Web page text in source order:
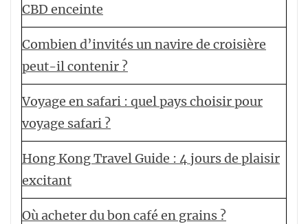
CBD enceinte
Combien d’invités un navire de croisière
peut-il contenir ?
Voyage en safari : quel pays choisir pour
voyage safari ?
Hong Kong Travel Guide : 4 jours de plaisir
excitant
Où acheter du bon café en grains ?